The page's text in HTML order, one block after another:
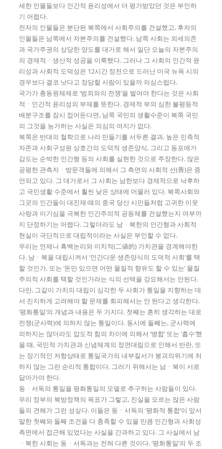
세한 인물들보다 인간적 윤리성에서 더 평가받았던 것은 부인하
기 어렵다.
전자의 인물들은 분단된 북쪽에서 사회주의를 건설했고, 후자의
인물들은 남쪽에서 자본주의를 건설했다. 남쪽 사회는 외세의존
과 국가주권의 상당한 양도를 대가로 해서 일단 오늘의 자본주의
의 경제적ㆍ생산적 성공을 이룩했다. 그러나 그 사회의 인간적 윤
리성과 사회적 도덕성은 12시간 정전으로 드러난 미국 뉴욕 시의
경우보다 결코 낫다고 장담할 사람이 있을까 의심스럽다.
국가가 총동원체제로 ‘범죄와의 전쟁’을 벌여야 한다는 것은 사회
적ㆍ인간적 윤리성의 부재를 뜻한다. 경제적 부의 심한 불평등적
배분구조를 잠시 접어둔다면, 남쪽 국민의 생활수준이 북쪽 국민
의 그것을 능가하는 사실은 의심의 여지가 없다.
북쪽은 반대의 철학으로 나라 만들기를 서두른 결과, 높은 민족적
자존과 사회구성원 상호간의 도덕적 생존양식, 그리고 동포애가
감도는 순박한 인간형 등의 사회를 실현한 것으로 주장한다. 많은
공평한 관측자ㆍ방문객들에 의해서 그 측면의 사회적 선(善)은 증
언되고 있다. 그 대가로서 그 사회는 남한보다 경제적으로 낙후하
고 국민생활 수준에서 훨씬 낮은 상태에 머물러 있다. 북쪽사회와
그곳의 인간들이 대진재 때의 중국 당산 시민들처럼 고귀한 이웃
사랑과 이기심을 극복한 인간주의적 공동체를 건설했는지 여부까
지 단정하기는 어렵다. 그렇더라도 남ㆍ북한의 인간형과 사회적
현실이 극단적으로 대립적이라는 사실은 부인할 수 없다.
우리는 언제나 흑백논리와 이치적(二値的) 가치관을 경계해야한
다. 남ㆍ북을 대립시켜서 ‘인간다운 생존양식의 도덕적 사회’를 택
할 것인가, 또는 ‘돈만 있으면 어떤 물질적 향유도 할 수 있는’ 물질
주의적 사회를 택할 것인가라는 식의 선택을 강요해서는 안된다.
다만, 그같이 가치의 대립이 심각한 두 사회가 통일을 지향하는 데
서 진지하게 고려해야 할 문제를 회피해서는 안 된다고 생각한다.
‘평화통일’의 개념과 내용은 두 가지다. 첫째는 흔히 생각하는 대로
전쟁(군사력)에 의하지 않는 통일이다. 동시에 둘째는, 군사력에
의하지는 않더라도 압도적 힘의 차이에 의해서 ‘병합’ 또는 ‘흡수’했
을 때, 국민적 가치관과 신념체계의 정면대립으로 인해서 반란, 또
는 장기적인 저항상태로 통일국가의 내부질서가 붕괴의위기에 처
하지 않는 그런 순리적 통합이다. 그러기 위해서는 남ㆍ북이 서로
닮아가야 한다.
동ㆍ서독의 통일을 평화통일의 모델로 추구하는 사람들이 있다.
우리 정부의 북방정책의 목표가 그렇고, 진실을 모르는 많은 사람
들의 견해가 그런 성싶다. 이들은 동ㆍ서독의 ‘평화적 통합’이 앞서
말한 첫째와 둘째 조건을 다 충족할 수 있을 만큼 인간형과 사회성
측면에서 접근해 있었다는 사실을 간과하고 있다. 그 사실에서 남
ㆍ북한 사회는 동ㆍ서독과는 전혀 다른 것이다. ‘평화통일’의 두 조